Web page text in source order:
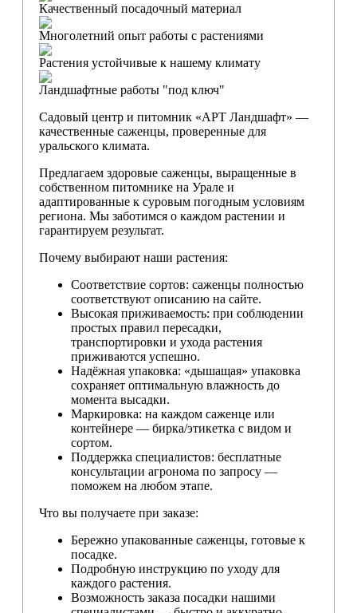
Качественный посадочный материал
Многолетний опыт работы с растениями
Растения устойчивые к нашему климату
Ландшафтные работы "под ключ"
Садовый центр и питомник «АРТ Ландшафт» —
качественные саженцы, проверенные для
уральского климата.
Предлагаем здоровые саженцы, выращенные в
собственном питомнике на Урале и
адаптированные к суровым погодным условиям
региона. Мы заботимся о каждом растении и
гарантируем результат.
Почему выбирают наши растения:
Соответствие сортов: саженцы полностью
соответствуют описанию на сайте.
Высокая приживаемость: при соблюдении
простых правил пересадки,
транспортировки и ухода растения
приживаются успешно.
Надёжная упаковка: «дышащая» упаковка
сохраняет оптимальную влажность до
момента высадки.
Маркировка: на каждом саженце или
контейнере — бирка/этикетка с видом и
сортом.
Поддержка специалистов: бесплатные
консультации агронома по запросу —
поможем на любом этапе.
Что вы получаете при заказе:
Бережно упакованные саженцы, готовые к
посадке.
Подробную инструкцию по уходу для
каждого растения.
Возможность заказа посадки нашими